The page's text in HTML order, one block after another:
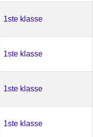
1ste klasse
1ste klasse
1ste klasse
1ste klasse